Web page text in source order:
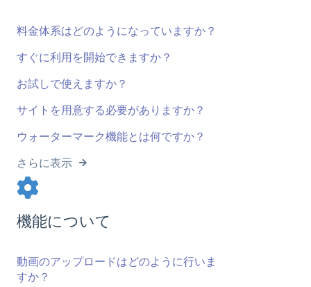
料金体系はどのようになっていますか？
すぐに利用を開始できますか？
お試しで使えますか？
サイトを用意する必要がありますか？
ウォーターマーク機能とは何ですか？
さらに表示
機能について
動画のアップロードはどのように行いま
すか？